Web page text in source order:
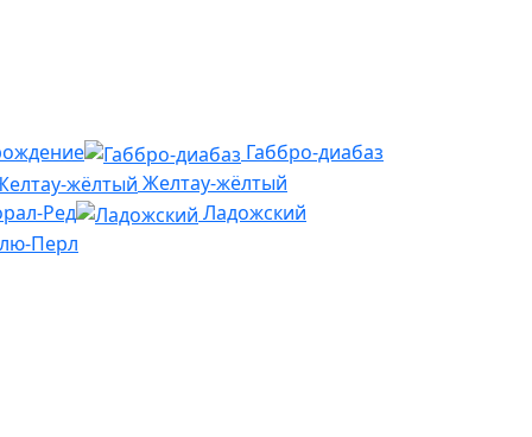
Габбро-диабаз
Желтау-жёлтый
Ред
Ладожский
Перл